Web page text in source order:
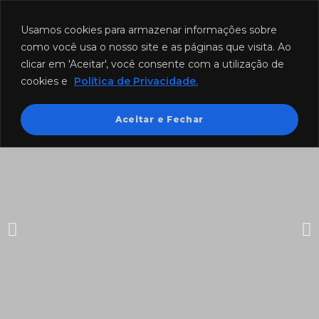
Usamos cookies para armazenar informações sobre
como você usa o nosso site e as páginas que visita. Ao
clicar em 'Aceitar', você consente com a utilização de
cookies e
Política de Privacidade.
Aceitar e Fechar